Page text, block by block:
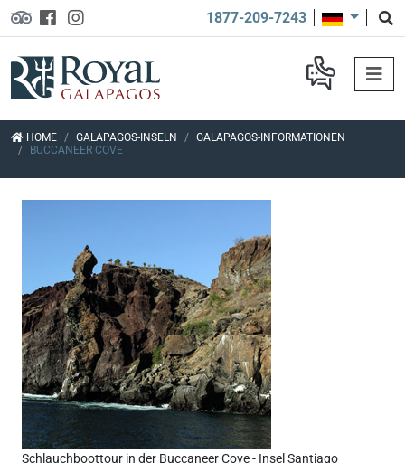
1877-209-7243
HOME GALAPAGOS-INSELN
GALAPAGOS-INFORMATIONEN
BUCCANEER COVE
Schlauchboottour in der Buccaneer Cove - Insel Santiago